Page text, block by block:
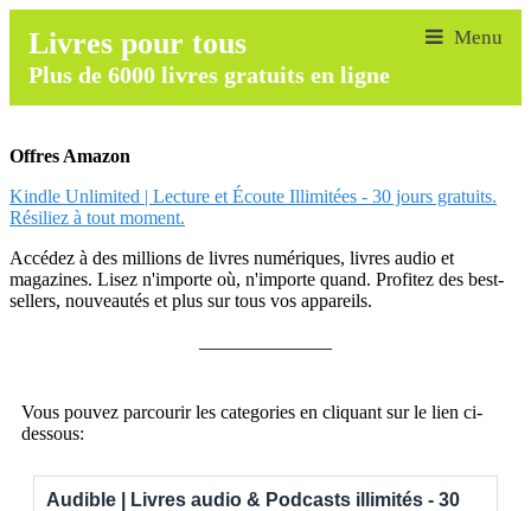
Livres pour tous
Plus de 6000 livres gratuits en ligne
Offres Amazon
Kindle Unlimited | Lecture et Écoute Illimitées - 30 jours gratuits.
Résiliez à tout moment.
Accédez à des millions de livres numériques, livres audio et
magazines. Lisez n'importe où, n'importe quand. Profitez des best-
sellers, nouveautés et plus sur tous vos appareils.
Vous pouvez parcourir les categories en cliquant sur le lien ci-
dessous:
Audible | Livres audio & Podcasts illimités - 30